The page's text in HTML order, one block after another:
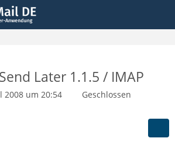
Later 1.1.5 / IMAP
2008 um 20:54
Geschlossen